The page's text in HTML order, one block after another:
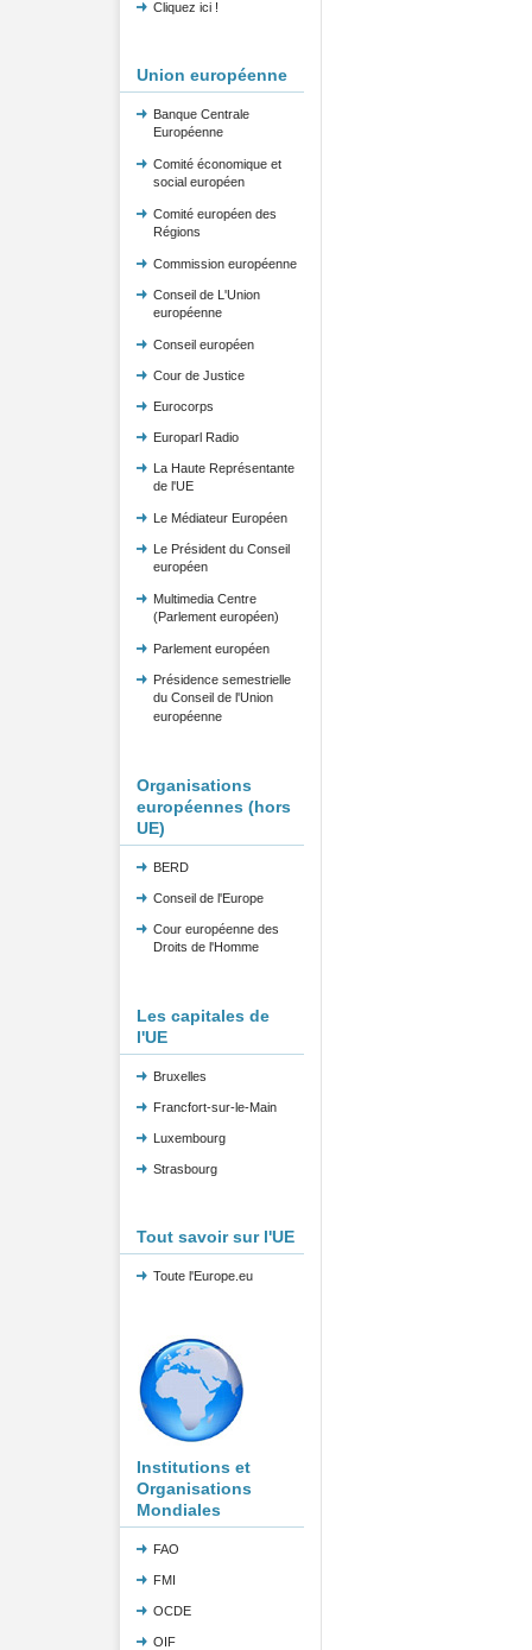
Cliquez ici !
Union européenne
Banque Centrale
Européenne
Comité économique et
social européen
Comité européen des
Régions
Commission européenne
Conseil de L'Union
européenne
Conseil européen
Cour de Justice
Eurocorps
Europarl Radio
La Haute Représentante
de l'UE
Le Médiateur Européen
Le Président du Conseil
européen
Multimedia Centre
(Parlement européen)
Parlement européen
Présidence semestrielle
du Conseil de l'Union
européenne
Organisations
européennes (hors
UE)
BERD
Conseil de l'Europe
Cour européenne des
Droits de l'Homme
Les capitales de
l'UE
Bruxelles
Francfort-sur-le-Main
Luxembourg
Strasbourg
Tout savoir sur l'UE
Toute l'Europe.eu
Institutions et
Organisations
Mondiales
FAO
FMI
OCDE
OIF